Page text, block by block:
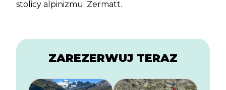
stolicy alpinizmu: Zermatt.
ZAREZERWUJ TERAZ